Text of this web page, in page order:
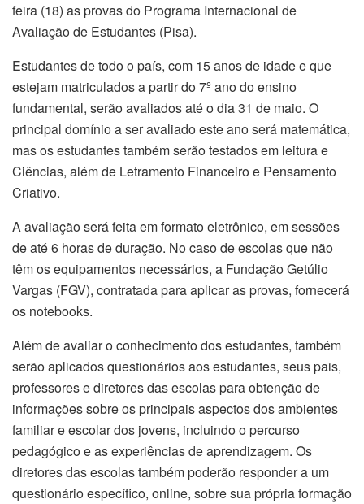
feira (18) as provas do Programa Internacional de
Avaliação de Estudantes (Pisa).
Estudantes de todo o país, com 15 anos de idade e que
estejam matriculados a partir do 7º ano do ensino
fundamental, serão avaliados até o dia 31 de maio. O
principal domínio a ser avaliado este ano será matemática,
mas os estudantes também serão testados em leitura e
Ciências, além de Letramento Financeiro e Pensamento
Criativo.
A avaliação será feita em formato eletrônico, em sessões
de até 6 horas de duração. No caso de escolas que não
têm os equipamentos necessários, a Fundação Getúlio
Vargas (FGV), contratada para aplicar as provas, fornecerá
os notebooks.
Além de avaliar o conhecimento dos estudantes, também
serão aplicados questionários aos estudantes, seus pais,
professores e diretores das escolas para obtenção de
informações sobre os principais aspectos dos ambientes
familiar e escolar dos jovens, incluindo o percurso
pedagógico e as experiências de aprendizagem. Os
diretores das escolas também poderão responder a um
questionário específico, online, sobre sua própria formação